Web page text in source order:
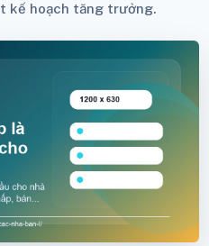
kế hoạch tăng trưởng.